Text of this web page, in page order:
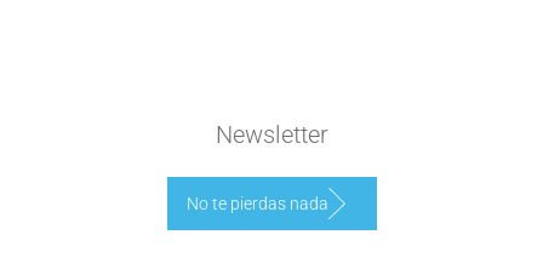
Newsletter
No te pierdas nada